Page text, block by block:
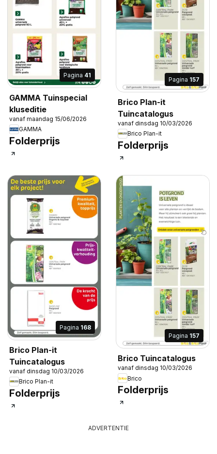
Pagina 41
GAMMA Tuinspecial
kluseditie
vanaf maandag 15/06/2026
GAMMA
Folderprijs
Pagina 157
Brico Plan-it
Tuincatalogus
vanaf dinsdag 10/03/2026
Brico Plan-it
Folderprijs
Pagina 168
Brico Plan-it
Tuincatalogus
vanaf dinsdag 10/03/2026
Brico Plan-it
Folderprijs
Pagina 157
Brico Tuincatalogus
vanaf dinsdag 10/03/2026
Brico
Folderprijs
ADVERTENTIE